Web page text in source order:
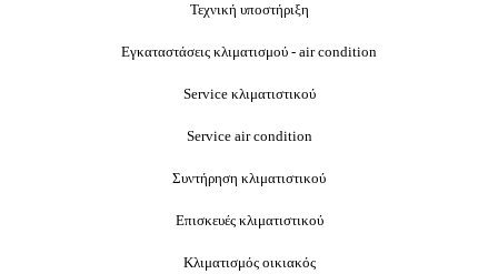
Τεχνική υποστήριξη
Εγκαταστάσεις κλιματισμού - air condition
Service κλιματιστικού
Service air condition
Συντήρηση κλιματιστικού
Επισκευές κλιματιστικού
Κλιματισμός οικιακός